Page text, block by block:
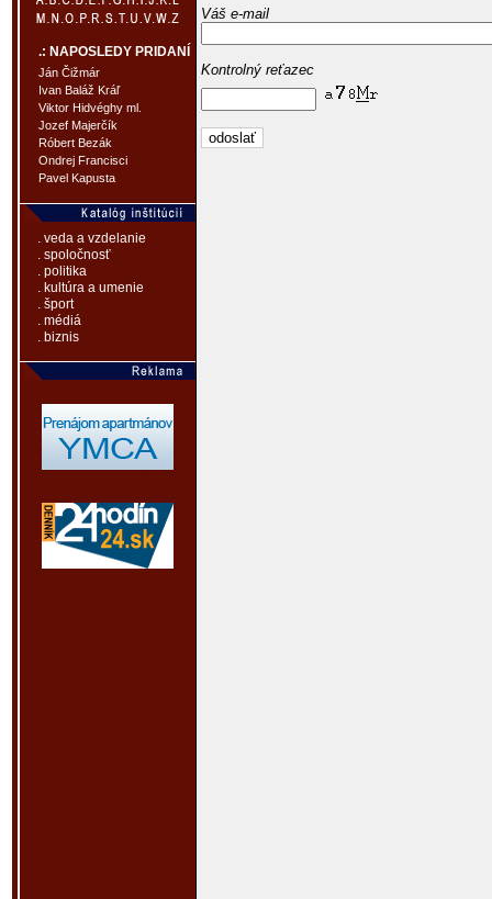
.: NAPOSLEDY PRIDANÍ
Ján Čižmár
Ivan Baláž Kráľ
Viktor Hidvéghy ml.
Jozef Majerčík
Róbert Bezák
Ondrej Francisci
Pavel Kapusta
. veda a vzdelanie
. spoločnosť
. politika
. kultúra a umenie
. šport
. médiá
. biznis
Váš e-mail
Kontrolný reťazec